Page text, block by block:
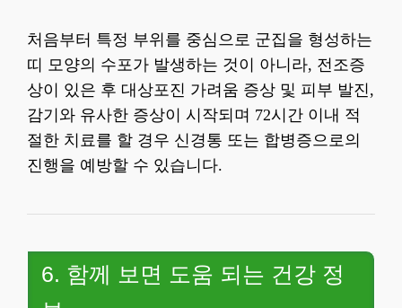
처음부터 특정 부위를 중심으로 군집을 형성하는
띠 모양의 수포가 발생하는 것이 아니라, 전조증
상이 있은 후 대상포진 가려움 증상 및 피부 발진,
감기와 유사한 증상이 시작되며 72시간 이내 적
절한 치료를 할 경우 신경통 또는 합병증으로의
진행을 예방할 수 있습니다.
6. 함께 보면 도움 되는 건강 정